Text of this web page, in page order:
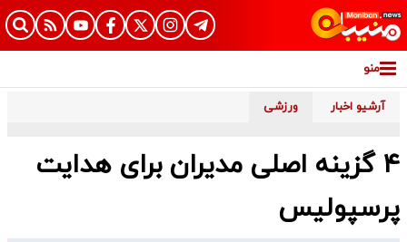
منو
آرشیو اخبار ورزشی
۴ گزینه اصلی مدیران برای هدایت
پرسپولیس